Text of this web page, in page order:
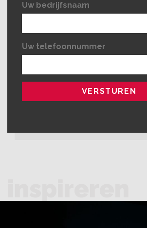
Uw bedrijfsnaam
Uw telefoonnummer